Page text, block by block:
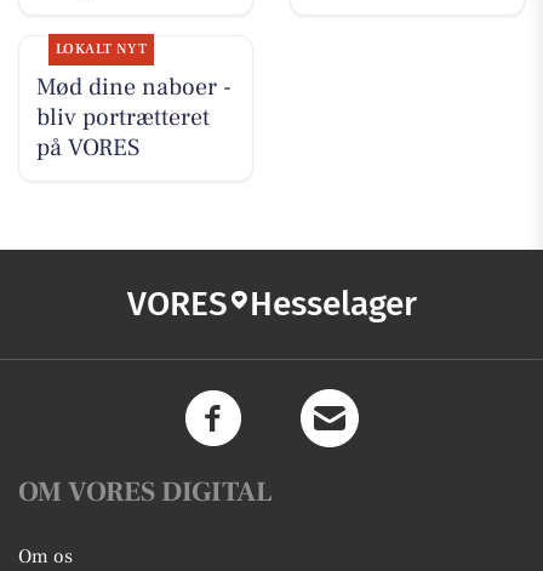
LOKALT NYT
Mød dine naboer -
bliv portrætteret
på VORES
VORES Hesselager
OM VORES DIGITAL
Om os